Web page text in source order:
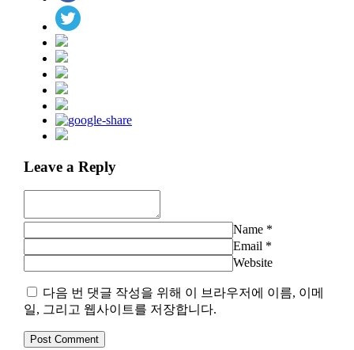
Leave a Reply
Name *
Email *
Website
다음 번 댓글 작성을 위해 이 브라우저에 이름, 이메
일, 그리고 웹사이트를 저장합니다.